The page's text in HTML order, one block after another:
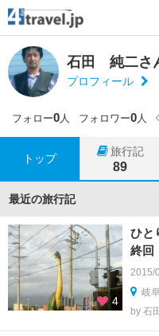
石田 純二さ
プロフィール
フォロー0人 フォロワー0人
トップ
旅行記
89
最近の旅行記
4
ひ
終回
2015/
岐
by 石